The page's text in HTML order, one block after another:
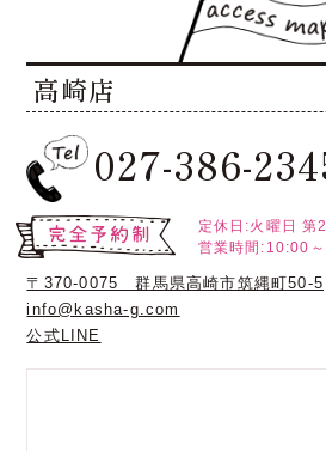
高崎店
027-386-
定休日:火曜日 第
営業時間:10:00
〒370-0075 群馬県高崎市筑縄町50-5
info@kasha-g.com
公式LINE